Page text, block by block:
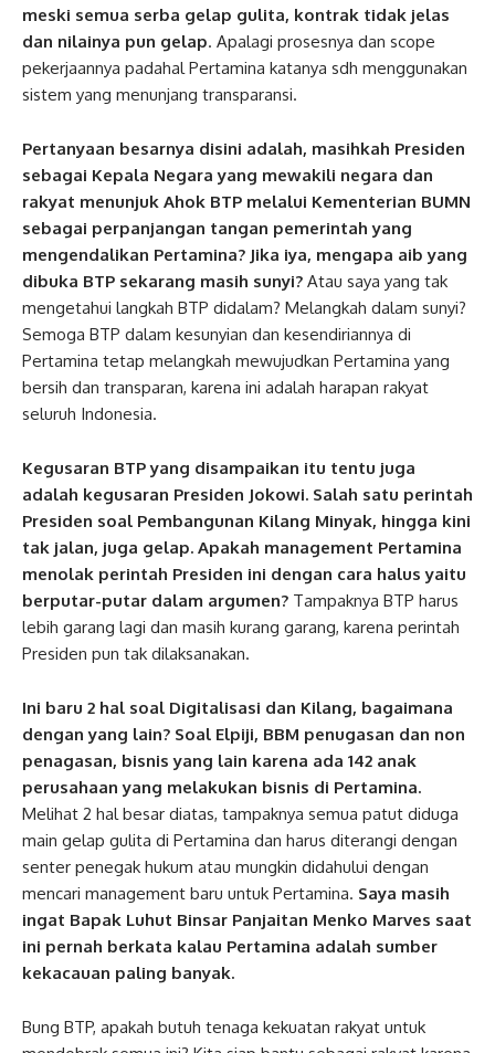
meski semua serba gelap gulita, kontrak tidak jelas
dan nilainya pun gelap. Apalagi prosesnya dan scope
pekerjaannya padahal Pertamina katanya sdh menggunakan
sistem yang menunjang transparansi.
Pertanyaan besarnya disini adalah, masihkah Presiden
sebagai Kepala Negara yang mewakili negara dan
rakyat menunjuk Ahok BTP melalui Kementerian BUMN
sebagai perpanjangan tangan pemerintah yang
mengendalikan Pertamina? Jika iya, mengapa aib yang
dibuka BTP sekarang masih sunyi? Atau saya yang tak
mengetahui langkah BTP didalam? Melangkah dalam sunyi?
Semoga BTP dalam kesunyian dan kesendiriannya di
Pertamina tetap melangkah mewujudkan Pertamina yang
bersih dan transparan, karena ini adalah harapan rakyat
seluruh Indonesia.
Kegusaran BTP yang disampaikan itu tentu juga
adalah kegusaran Presiden Jokowi. Salah satu perintah
Presiden soal Pembangunan Kilang Minyak, hingga kini
tak jalan, juga gelap. Apakah management Pertamina
menolak perintah Presiden ini dengan cara halus yaitu
berputar-putar dalam argumen? Tampaknya BTP harus
lebih garang lagi dan masih kurang garang, karena perintah
Presiden pun tak dilaksanakan.
Ini baru 2 hal soal Digitalisasi dan Kilang, bagaimana
dengan yang lain? Soal Elpiji, BBM penugasan dan non
penagasan, bisnis yang lain karena ada 142 anak
perusahaan yang melakukan bisnis di Pertamina.
Melihat 2 hal besar diatas, tampaknya semua patut diduga
main gelap gulita di Pertamina dan harus diterangi dengan
senter penegak hukum atau mungkin didahului dengan
mencari management baru untuk Pertamina. Saya masih
ingat Bapak Luhut Binsar Panjaitan Menko Marves saat
ini pernah berkata kalau Pertamina adalah sumber
kekacauan paling banyak.
Bung BTP, apakah butuh tenaga kekuatan rakyat untuk